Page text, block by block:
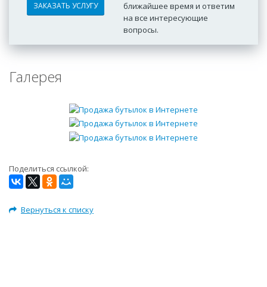
ЗАКАЗАТЬ УСЛУГУ
ближайшее время и ответим
на все интересующие
вопросы.
Галерея
Поделиться ссылкой:
Вернуться к списку